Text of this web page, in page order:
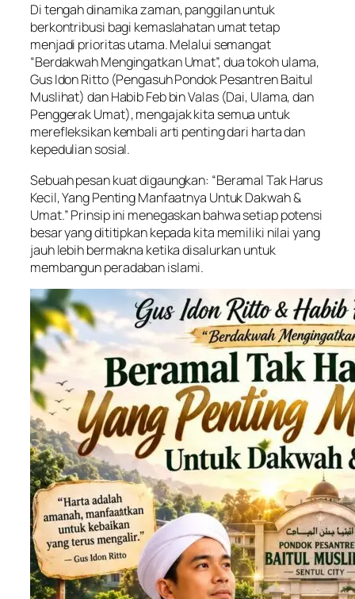
Di tengah dinamika zaman, panggilan untuk
berkontribusi bagi kemaslahatan umat tetap
menjadi prioritas utama. Melalui semangat
“Berdakwah Mengingatkan Umat”, dua tokoh ulama,
Gus Idon Ritto (Pengasuh Pondok Pesantren Baitul
Muslihat) dan Habib Feb bin Valas (Dai, Ulama, dan
Penggerak Umat), mengajak kita semua untuk
merefleksikan kembali arti penting dari harta dan
kepedulian sosial.
Sebuah pesan kuat digaungkan: “Beramal Tak Harus
Kecil, Yang Penting Manfaatnya Untuk Dakwah &
Umat.” Prinsip ini menegaskan bahwa setiap potensi
besar yang dititipkan kepada kita memiliki nilai yang
jauh lebih bermakna ketika disalurkan untuk
membangun peradaban islami.